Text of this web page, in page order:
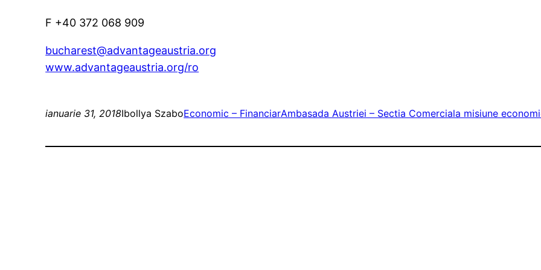
F +40 372 068 909
bucharest@advantageaustria.org
www.advantageaustria.org/ro
ianuarie 31, 2018Ibollya SzaboEconomic – FinanciarAmbasada Austriei – Sectia Comerciala misiune